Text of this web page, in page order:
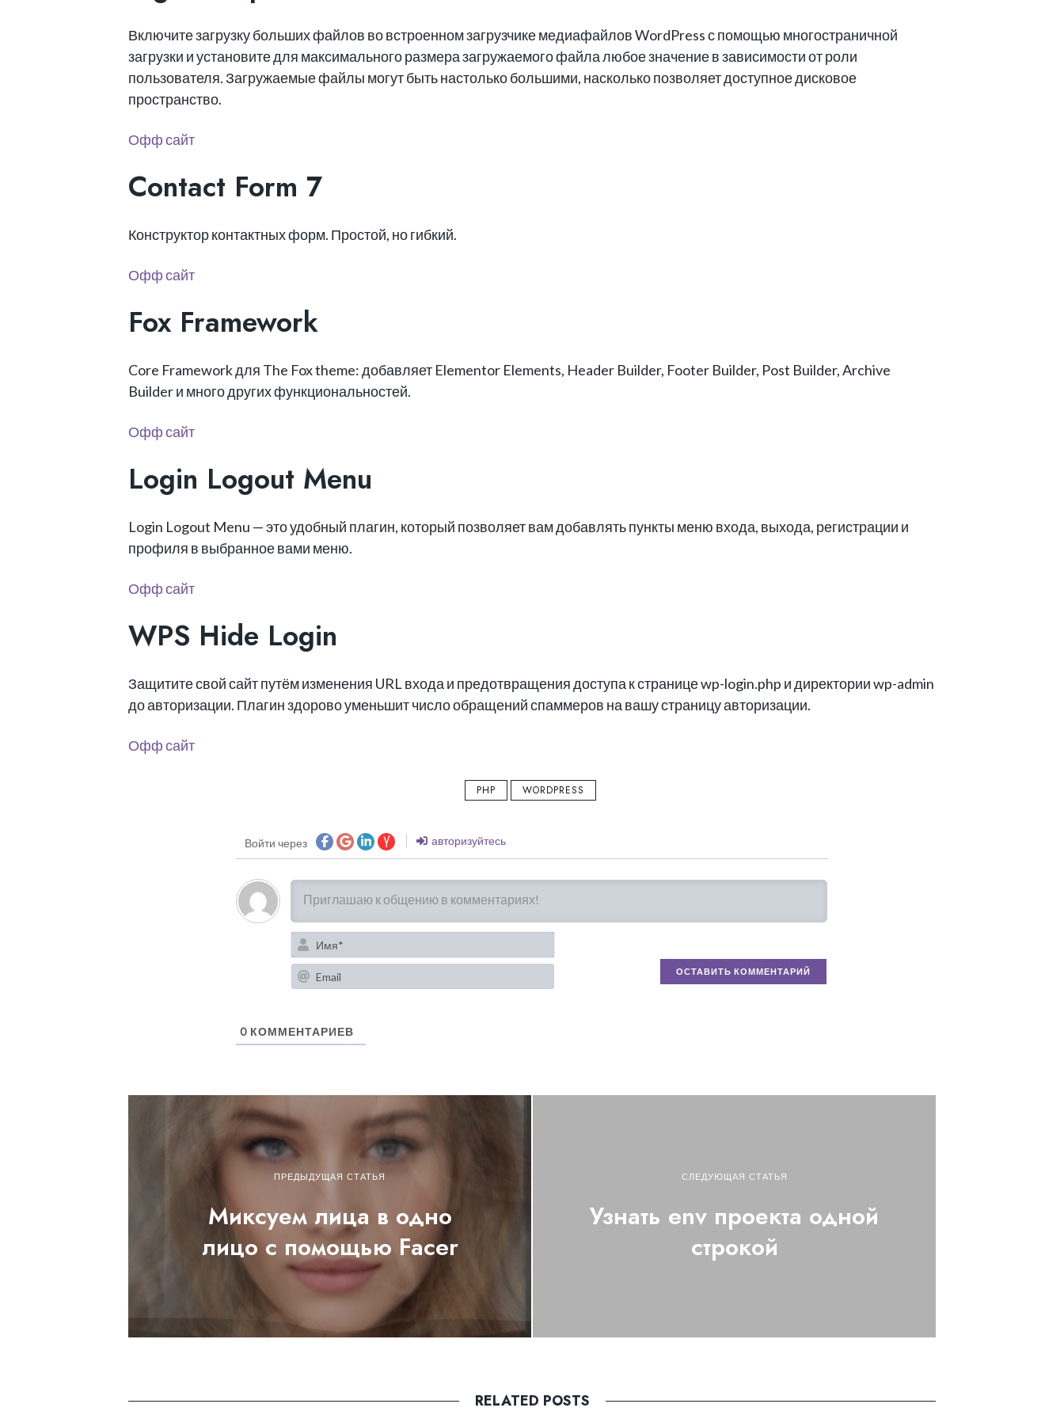
Включите загрузку больших файлов во встроенном загрузчике медиафайлов WordPress с помощью многостраничной
загрузки и установите для максимального размера загружаемого файла любое значение в зависимости от роли
пользователя. Загружаемые файлы могут быть настолько большими, насколько позволяет доступное дисковое
пространство.
Офф сайт
Contact Form 7
Конструктор контактных форм. Простой, но гибкий.
Офф сайт
Fox Framework
Core Framework для The Fox theme: добавляет Elementor Elements, Header Builder, Footer Builder, Post Builder, Archive
Builder и много других функциональностей.
Офф сайт
Login Logout Menu
Login Logout Menu — это удобный плагин, который позволяет вам добавлять пункты меню входа, выхода, регистрации и
профиля в выбранное вами меню.
Офф сайт
WPS Hide Login
Защитите свой сайт путём изменения URL входа и предотвращения доступа к странице wp-login.php и директории wp-admin
до авторизации. Плагин здорово уменьшит число обращений спаммеров на вашу страницу авторизации.
Офф сайт
PHP WORDPRESS
Войти через авторизуйтесь
0 КОММЕНТАРИЕВ
ПРЕДЫДУЩАЯ СТАТЬЯ
Миксуем лица в одно
лицо с помощью Facer
СЛЕДУЮЩАЯ СТАТЬЯ
Узнать env проекта одной
строкой
RELATED POSTS